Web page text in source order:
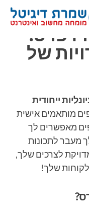
של
ייחודית
מותאמים אישית
מאפשרים לך
מעבר לתכונות
לצרכים שלך,
שלך!